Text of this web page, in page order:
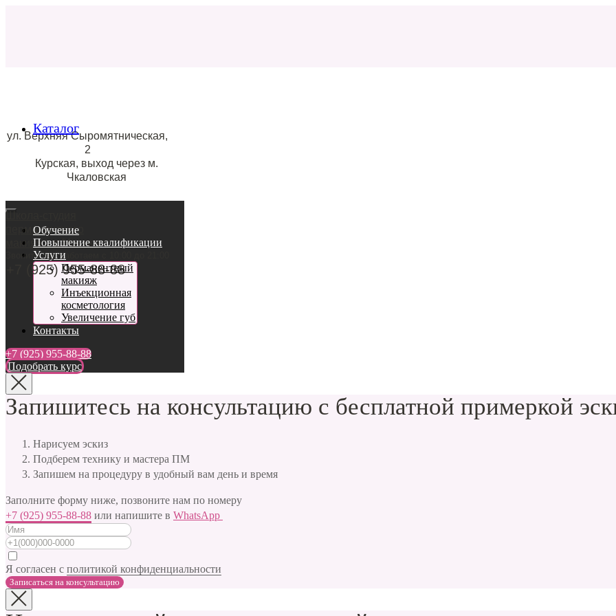
ул. Верхняя Сыромятническая,
2
Курская, выход через м.
Чкаловская
Школа-студия
перманентного
макияжа в Москве
Звоните, мы работаем с 10:00 до 21:00
+7 (925) 955-88-88
Каталог
Обучение
Повышение квалификации
Услуги
Перманентный
макияж
Инъекционная
косметология
Увеличение губ
Контакты
+7 (925) 955-88-88
Подобрать курс
Запишитесь на консультацию с бесплатной примеркой
Нарисуем эскиз
Подберем технику и мастера ПМ
Запишем на процедуру в удобный вам день и время
Заполните форму ниже, позвоните нам по номеру
+7 (925) 955-88-88 или напишите в WhatsApp
Я согласен с политикой конфиденциальности
Записаться на консультацию